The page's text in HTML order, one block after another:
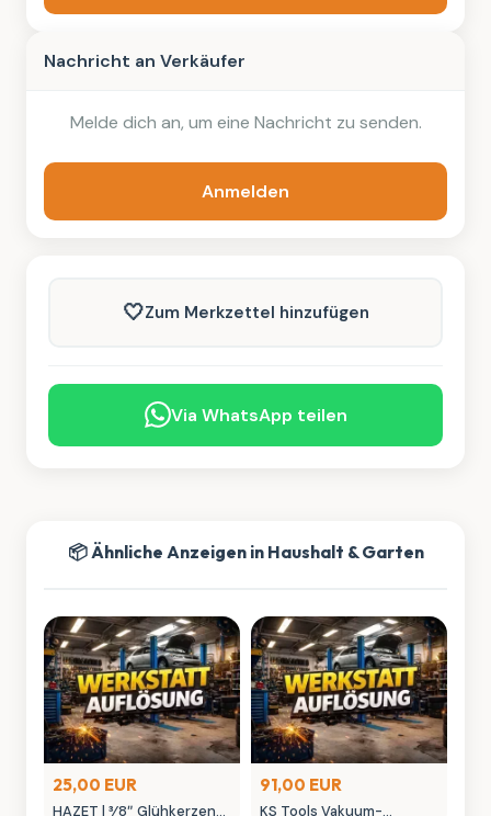
Nachricht an Verkäufer
Melde dich an, um eine Nachricht zu senden.
Anmelden
🤍Zum Merkzettel hinzufügen
Via WhatsApp teilen
📦 Ähnliche Anzeigen in Haushalt & Garten
25,00 EUR
HAZET | 3⁄8″ Glühkerzen
91,00 EUR
KS Tools Vakuum-